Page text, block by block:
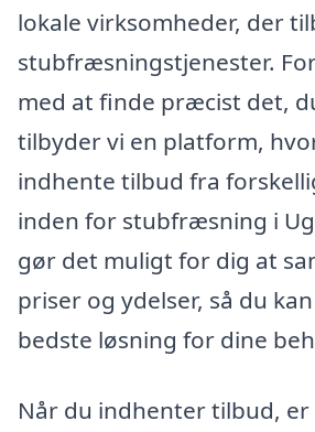
lokale virksomheder, der
stubfræsningstjenester.
med at finde præcist det,
tilbyder vi en platform,
indhente tilbud fra
inden for stubfræsning i
gør det muligt for dig at
priser og ydelser, så du
bedste løsning for dine
Når du indhenter tilbud,